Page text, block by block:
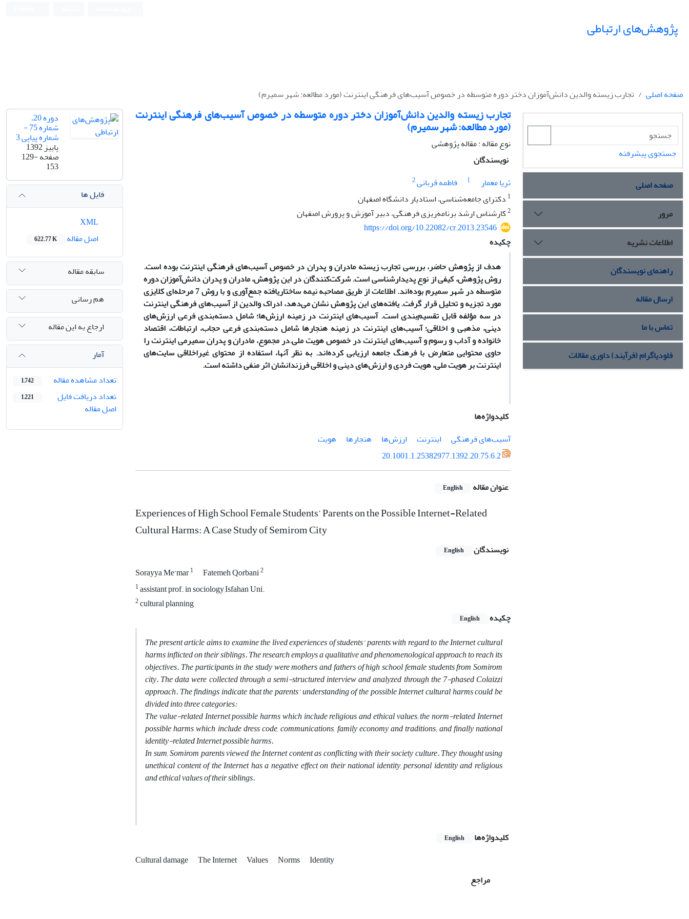
پژوهش‌های ارتباطی
صفحه اصلی تجارب زیسته والدین دانش‌آموزان دختر دوره متوسطه در خصوص آسیب‌های فرهنگی اینترنت (مورد مطالعه: شهر سمیرم)
تجارب زیسته والدین دانش‌آموزان دختر دوره متوسطه در خصوص آسیب‌های فرهنگی اینترنت
(مورد مطالعه: شهر سمیرم)
نوع مقاله : مقاله پژوهشی
نویسندگان
ثریا معمار
1 فاطمه قربانی2
1 دکترای جامعه‌شناسی، استادیار دانشگاه اصفهان
2کارشناس‌ ارشد برنامه‌ریزی فرهنگی، دبیر آموزش و پرورش اصفهان
https://doi.org/10.22082/cr.2013.23546
چکیده
هدف از پژوهش حاضر، بررسی تجارب زیسته مادران و پدران در خصوص آسیب‌های فرهنگی ‌اینترنت بوده است.
روش پژوهش، کیفی از نوع پدیدار‌شناسی است. شرکت‌کنندگان در ‌این پژوهش، مادران و پدران دانش‌آموزان دوره
متوسطه در شهر سمیرم بوده‌اند. اطلاعات از طریق مصاحبه نیمه ساختاریافته جمع‌آوری و با روش 7 مرحله‌ای کلایزی
مورد تجزیه و تحلیل قرار گرفت. یافته‌های ‌این پژوهش نشان می‌دهد، ادراک والدین از آسیب‌های فرهنگی اینترنت
در سه مؤلفه قابل تقسیم‌بندی است.آسیب‌های ‌اینترنت در زمینه ارزش‌ها؛ شامل دسته‌بندی فرعی ارزش‌های
دینی، مذهبی و اخلاقی؛ آسیب‌های‌ اینترنت در زمینه هنجارها شامل دستهبندی فرعی حجاب، ارتباطات، اقتصاد
خانواده و آداب و رسوم و آسیب‌های ‌اینترنت در خصوص هویت ملی.در مجموع، مادران و پدران سمیرمی اینترنت را
حاوی محتوایی متعارض با فرهنگ جامعه ارزیابی کرده‌اند. به نظر آنها، استفاده از محتوای غیر‌اخلاقی سایت‌های
اینترنت بر هویت ملی، هویت فردی و ارزش‌های دینی و اخلاقی فرزندانشان اثر منفی داشته است.
کلیدواژه‌ها
آسیب‌های فرهنگی
‌اینترنت ارزش‌ها هنجارها
هویت
20.1001.1.25382977.1392.20.75.6.2
عنوان مقاله English
Experiences of High School Female Students’ Parents on the Possible Internet-Related
Cultural Harms: A Case Study of Semirom City
نویسندگان English
Sorayya Me’mar1 Fatemeh Qorbani2
1assistant prof. in sociology,Isfahan Uni.
2cultural planning
چکیده
English
The present article aims to examine the lived experiences of students’ parents with regard to the Internet cultural
harms inflicted on their siblings. The research employs a qualitative and phenomenological approach to reach its
objectives. The participants in the study were mothers and fathers of high school female students from Somirom
city. The data were collected through a semi-structured interview and analyzed through the 7-phased Colaizzi
approach. The findings indicate that the parents’ understanding of the possible Internet cultural harms could be
divided into three categories:
The value-related Internet possible harms which include religious and ethical values; the norm-related Internet
possible harms which include dress code, communications, family economy and traditions; and finally national
identity-related Internet possible harms.
In sum, Somirom parents viewed the Internet content as conflicting with their society culture. They thought using
unethical content of the Internet has a negative effect on their national identity, personal identity and religious
and ethical values of their siblings.
کلیدواژه‌ها English
Cultural damage The Internet Values Norms
Identity
مراجع
دوره 20،
شماره 75 -
شماره پیاپی 3
پاییز 1392
صفحه129-
153
فایل ها
اصل مقاله
622.77 K
سابقه مقاله
هم رسانی
ارجاع به این مقاله
آمار
تعداد مشاهده مقاله
1,742
تعداد دریافت فایل
اصل مقاله
1,221
جستجوی پیشرفته
صفحه اصلی
مرور
اطلاعات نشریه
راهنمای نویسندگان
ارسال مقاله
تماس با ما
فلودیاگرام (فرآیند) داوری مقالات